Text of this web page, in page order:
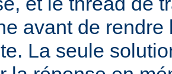
avant de
La seule